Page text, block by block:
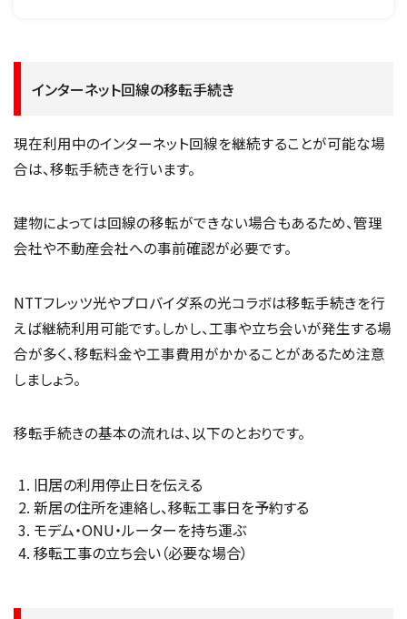
インターネット回線の移転手続き
現在利用中のインターネット回線を継続することが可能な場
合は、移転手続きを行います。
建物によっては回線の移転ができない場合もあるため、管理
会社や不動産会社への事前確認が必要です。
NTTフレッツ光やプロバイダ系の光コラボは移転手続きを行
えば継続利用可能です。しかし、工事や立ち会いが発生する場
合が多く、移転料金や工事費用がかかることがあるため注意
しましょう。
移転手続きの基本の流れは、以下のとおりです。
旧居の利用停止日を伝える
新居の住所を連絡し、移転工事日を予約する
モデム・ONU・ルーターを持ち運ぶ
移転工事の立ち会い（必要な場合）